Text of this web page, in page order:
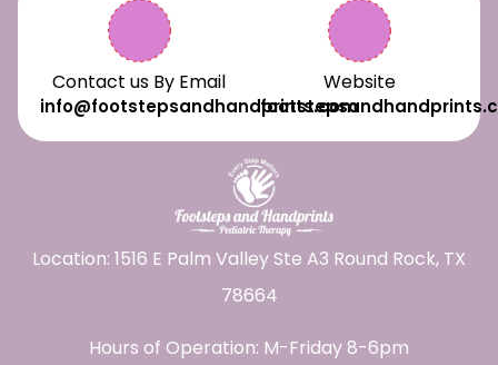
Contact us By Email
info@footstepsandhandprints.com
Website
Location: 1516 E Palm Valley Ste A3 Round Rock, TX
78664
Hours of Operation: M-Friday 8-6pm